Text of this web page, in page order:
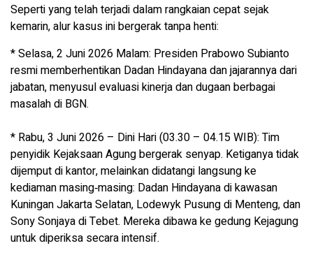
Seperti yang telah terjadi dalam rangkaian cepat sejak
kemarin, alur kasus ini bergerak tanpa henti:
* Selasa, 2 Juni 2026 Malam: Presiden Prabowo Subianto
resmi memberhentikan Dadan Hindayana dan jajarannya dari
jabatan, menyusul evaluasi kinerja dan dugaan berbagai
masalah di BGN.
* Rabu, 3 Juni 2026 – Dini Hari (03.30 – 04.15 WIB): Tim
penyidik Kejaksaan Agung bergerak senyap. Ketiganya tidak
dijemput di kantor, melainkan didatangi langsung ke
kediaman masing‑masing: Dadan Hindayana di kawasan
Kuningan Jakarta Selatan, Lodewyk Pusung di Menteng, dan
Sony Sonjaya di Tebet. Mereka dibawa ke gedung Kejagung
untuk diperiksa secara intensif.